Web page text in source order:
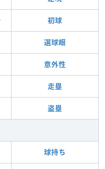
初球
選球眼
意外性
走塁
盗塁
球持ち